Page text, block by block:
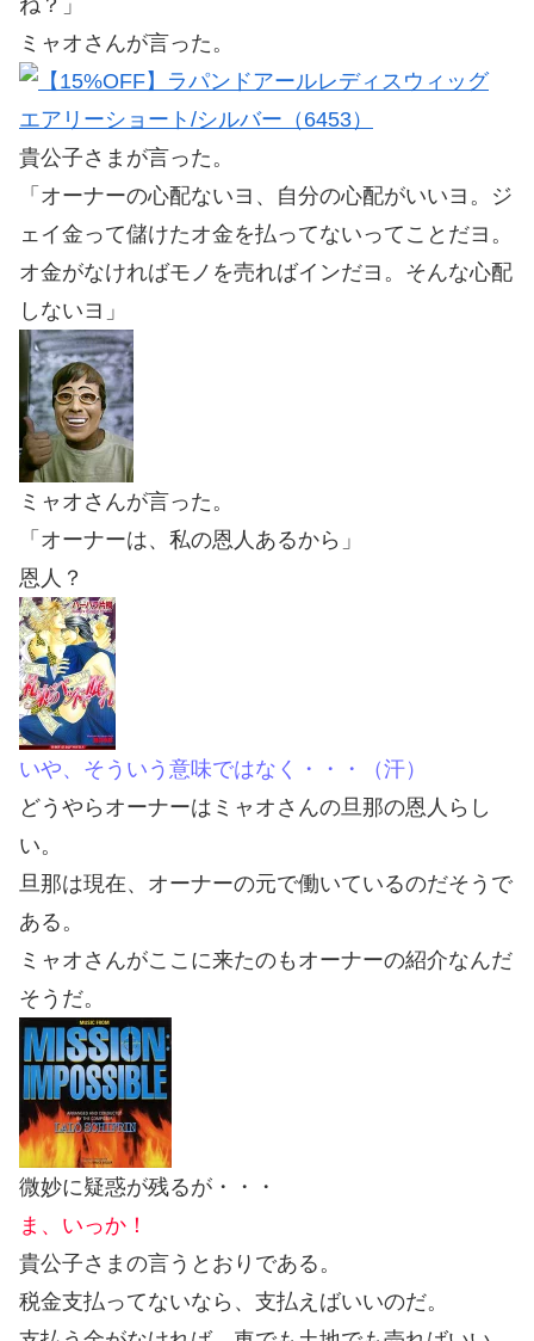
ね？」
ミャオさんが言った。
貴公子さまが言った。
「オーナーの心配ないヨ、自分の心配がいいヨ。ジ
ェイ金って儲けたオ金を払ってないってことだヨ。
オ金がなければモノを売ればインだヨ。そんな心配
しないヨ」
ミャオさんが言った。
「オーナーは、私の恩人あるから」
恩人？
いや、そういう意味ではなく・・・（汗）
どうやらオーナーはミャオさんの旦那の恩人らし
い。
旦那は現在、オーナーの元で働いているのだそうで
ある。
ミャオさんがここに来たのもオーナーの紹介なんだ
そうだ。
微妙に疑惑が残るが・・・
ま、いっか！
貴公子さまの言うとおりである。
税金支払ってないなら、支払えばいいのだ。